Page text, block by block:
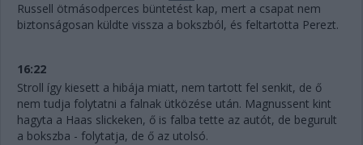
Russell ötmásodperces büntetést kap, mert a csapat nem
biztonságosan küldte vissza a bokszból, és feltartotta Perezt.
16:22
Stroll így kiesett a hibája miatt, nem tartott fel senkit, de ő
nem tudja folytatni a falnak ütközése után. Magnussent kint
hagyta a Haas slickeken, ő is falba tette az autót, de begurult
a bokszba - folytatja, de ő az utolsó.